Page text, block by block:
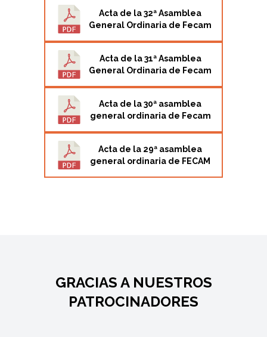
Acta de la 32ª Asamblea
General Ordinaria de Fecam
Acta de la 31ª Asamblea
General Ordinaria de Fecam
Acta de la 30ª asamblea
general ordinaria de Fecam
Acta de la 29ª asamblea
general ordinaria de FECAM
GRACIAS A NUESTROS
PATROCINADORES